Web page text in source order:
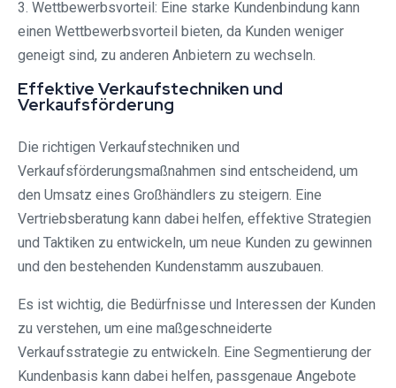
3. Wettbewerbsvorteil: Eine starke Kundenbindung kann
einen Wettbewerbsvorteil bieten, da Kunden weniger
geneigt sind, zu anderen Anbietern zu wechseln.
Effektive Verkaufstechniken und
Verkaufsförderung
Die richtigen Verkaufstechniken und
Verkaufsförderungsmaßnahmen sind entscheidend, um
den Umsatz eines Großhändlers zu steigern. Eine
Vertriebsberatung kann dabei helfen, effektive Strategien
und Taktiken zu entwickeln, um neue Kunden zu gewinnen
und den bestehenden Kundenstamm auszubauen.
Es ist wichtig, die Bedürfnisse und Interessen der Kunden
zu verstehen, um eine maßgeschneiderte
Verkaufsstrategie zu entwickeln. Eine Segmentierung der
Kundenbasis kann dabei helfen, passgenaue Angebote